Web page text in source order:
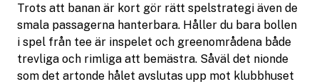
Trots att banan är kort gör rätt spelstrategi även de
smala passagerna hanterbara. Håller du bara bollen
i spel från tee är inspelet och greenområdena både
trevliga och rimliga att bemästra. Såväl det nionde
som det artonde hålet avslutas upp mot klubbhuset